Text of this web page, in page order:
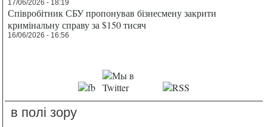
17/06/2026 - 18:19
Співробітник СБУ пропонував бізнесмену закрити
кримінальну справу за $150 тисяч
16/06/2026 - 16:56
в полі зору